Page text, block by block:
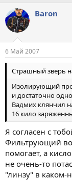
Baron
6 Май 2007
Страшный зверь
Изолирующий
и достаточно
Вадмих клянчил
16 кило
Я согласен с
Фильтрующий
помогает, а
не очень-то
"линзу" в каком-